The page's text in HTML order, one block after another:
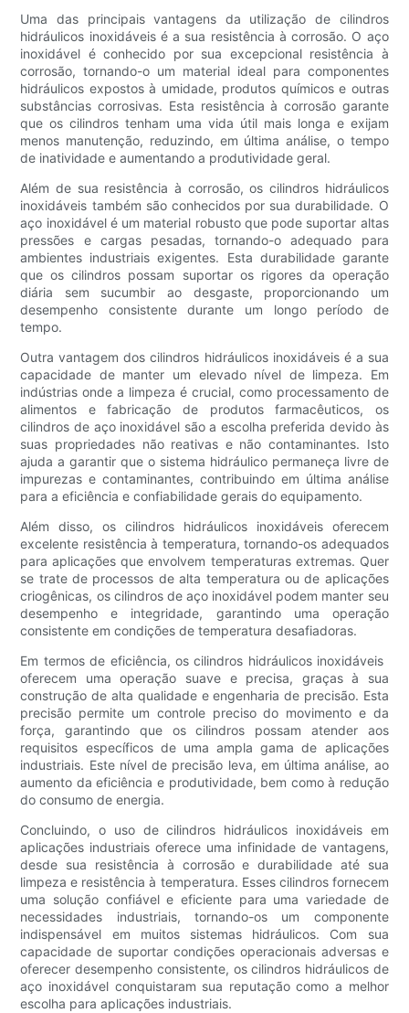
Uma das principais vantagens da utilização de cilindros
hidráulicos inoxidáveis ​​é a sua resistência à corrosão. O aço
inoxidável é conhecido por sua excepcional resistência à
corrosão, tornando-o um material ideal para componentes
hidráulicos expostos à umidade, produtos químicos e outras
substâncias corrosivas. Esta resistência à corrosão garante
que os cilindros tenham uma vida útil mais longa e exijam
menos manutenção, reduzindo, em última análise, o tempo
de inatividade e aumentando a produtividade geral.
Além de sua resistência à corrosão, os cilindros hidráulicos
inoxidáveis ​​também são conhecidos por sua durabilidade. O
aço inoxidável é um material robusto que pode suportar altas
pressões e cargas pesadas, tornando-o adequado para
ambientes industriais exigentes. Esta durabilidade garante
que os cilindros possam suportar os rigores da operação
diária sem sucumbir ao desgaste, proporcionando um
desempenho consistente durante um longo período de
tempo.
Outra vantagem dos cilindros hidráulicos inoxidáveis ​​é a sua
capacidade de manter um elevado nível de limpeza. Em
indústrias onde a limpeza é crucial, como processamento de
alimentos e fabricação de produtos farmacêuticos, os
cilindros de aço inoxidável são a escolha preferida devido às
suas propriedades não reativas e não contaminantes. Isto
ajuda a garantir que o sistema hidráulico permaneça livre de
impurezas e contaminantes, contribuindo em última análise
para a eficiência e confiabilidade gerais do equipamento.
Além disso, os cilindros hidráulicos inoxidáveis ​​oferecem
excelente resistência à temperatura, tornando-os adequados
para aplicações que envolvem temperaturas extremas. Quer
se trate de processos de alta temperatura ou de aplicações
criogênicas, os cilindros de aço inoxidável podem manter seu
desempenho e integridade, garantindo uma operação
consistente em condições de temperatura desafiadoras.
Em termos de eficiência, os cilindros hidráulicos inoxidáveis ​​
oferecem uma operação suave e precisa, graças à sua
construção de alta qualidade e engenharia de precisão. Esta
precisão permite um controle preciso do movimento e da
força, garantindo que os cilindros possam atender aos
requisitos específicos de uma ampla gama de aplicações
industriais. Este nível de precisão leva, em última análise, ao
aumento da eficiência e produtividade, bem como à redução
do consumo de energia.
Concluindo, o uso de cilindros hidráulicos inoxidáveis ​​em
aplicações industriais oferece uma infinidade de vantagens,
desde sua resistência à corrosão e durabilidade até sua
limpeza e resistência à temperatura. Esses cilindros fornecem
uma solução confiável e eficiente para uma variedade de
necessidades industriais, tornando-os um componente
indispensável em muitos sistemas hidráulicos. Com sua
capacidade de suportar condições operacionais adversas e
oferecer desempenho consistente, os cilindros hidráulicos de
aço inoxidável conquistaram sua reputação como a melhor
escolha para aplicações industriais.